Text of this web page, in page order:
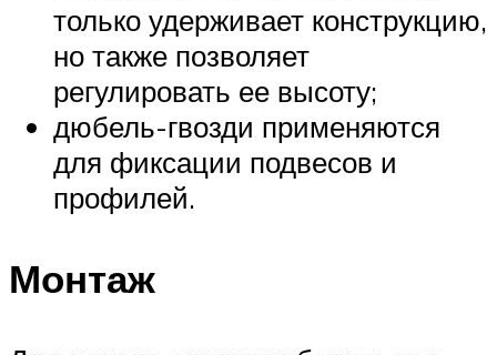
только удерживает конструкцию,
но также позволяет
регулировать ее высоту;
дюбель-гвозди применяются
для фиксации подвесов и
профилей.
Монтаж